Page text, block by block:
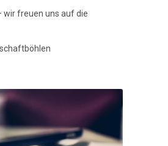
wir freuen uns auf die